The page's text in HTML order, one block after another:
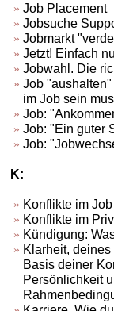
Job Placement
Jobsuche
Jobmarkt
Jetzt! Einfach
Jobwahl. Die
Job
im Job sein
Job:
Job: "Ein guter
Job:
K:
Konflikte im Job
Konflikte im
Kündigung:
Klarheit,
Basis deiner
Persönlichkeit